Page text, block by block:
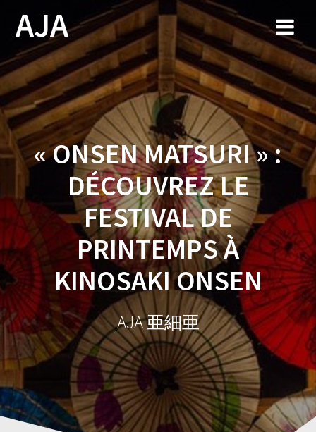
content
AJA
« ONSEN MATSURI » :
DÉCOUVREZ LE
FESTIVAL DE
PRINTEMPS À
KINOSAKI ONSEN
AJA 亜細亜